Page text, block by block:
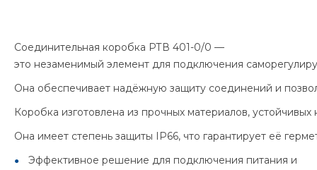
Соединительная коробка РТВ 401-0/0 —
это незаменимый элемент для подключения
Она обеспечивает надёжную защиту соединений и
Коробка изготовлена из прочных материалов,
Она имеет степень защиты IP66, что гарантирует её
Эффективное решение для подключения питания и